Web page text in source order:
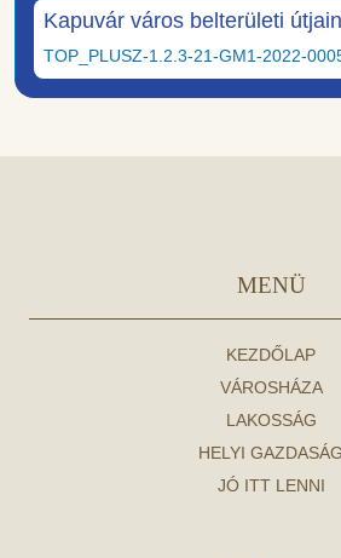
Kapuvár város belterületi
TOP_PLUSZ-1.2.3-21-GM1-2022-
MENÜ
KEZDŐLAP
VÁROSHÁZA
LAKOSSÁG
HELYI GAZDASÁG
JÓ ITT LENNI